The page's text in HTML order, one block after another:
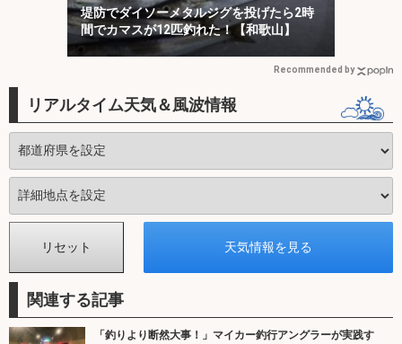
堤防でダイソーメタルジグを投げたら2時
間でカマスが12匹釣れた！【和歌山】
Recommended by
リアルタイム天気＆風波情報
関連する記事
「釣りより断然大事！」マイカー釣行アングラーが実践す